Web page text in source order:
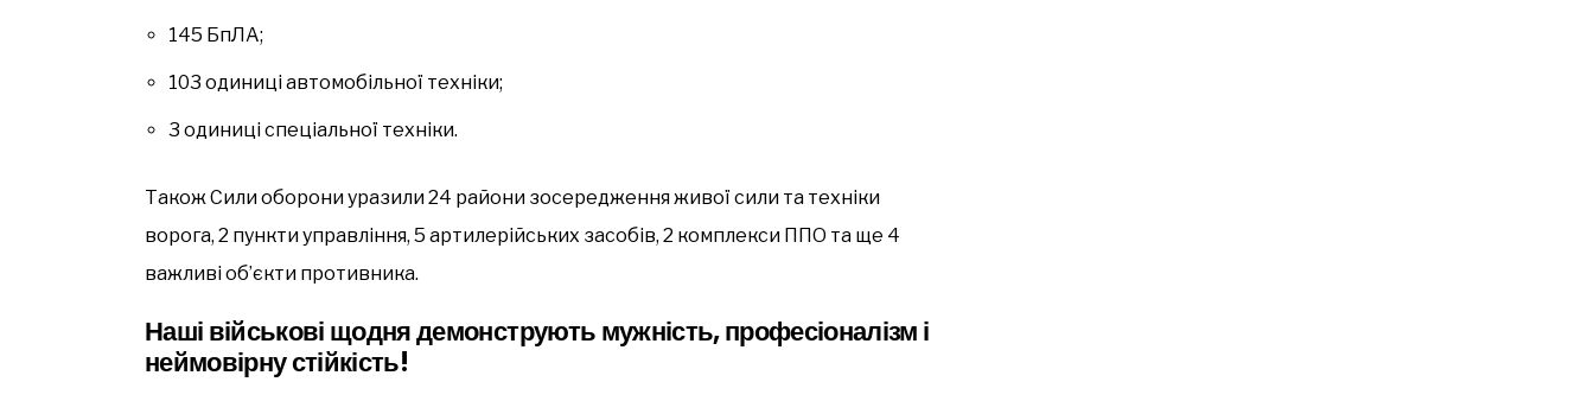
145 БпЛА;
103 одиниці автомобільної техніки;
3 одиниці спеціальної техніки.
Також Сили оборони уразили 24 райони зосередження живої сили та техніки
ворога, 2 пункти управління, 5 артилерійських засобів, 2 комплекси ППО та ще 4
важливі об’єкти противника.
Наші військові щодня демонструють мужність, професіоналізм і
неймовірну стійкість!